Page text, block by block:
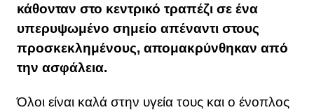
κάθονταν στο κεντρικό τραπέζι σε ένα
υπερυψωμένο σημείο απέναντι στους
προσκεκλημένους, απομακρύνθηκαν από
την ασφάλεια.
Όλοι είναι καλά στην υγεία τους και ο ένοπλος